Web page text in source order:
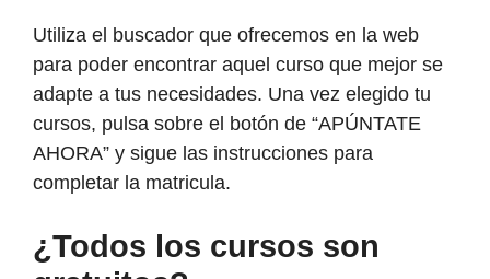
Utiliza el buscador que ofrecemos en la web
para poder encontrar aquel curso que mejor se
adapte a tus necesidades. Una vez elegido tu
cursos, pulsa sobre el botón de “APÚNTATE
AHORA” y sigue las instrucciones para
completar la matricula.
¿Todos los cursos son